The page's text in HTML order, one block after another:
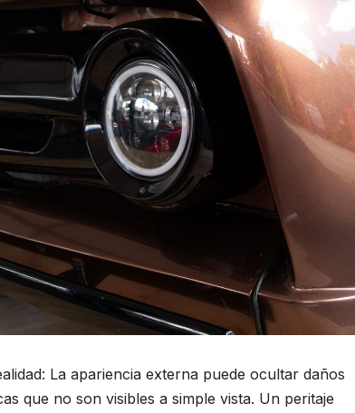
La apariencia externa puede ocultar daños
que no son visibles a simple vista. Un peritaje